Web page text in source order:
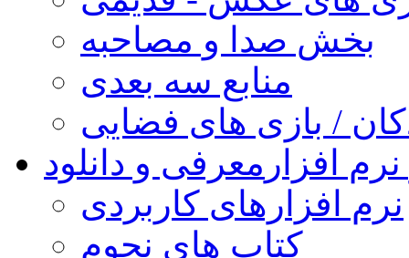
بخش صدا و مصاحبه
منابع سه بعدی
/ بازی های فضایی
افزار معرفی و دانلود
نرم افزارهای کاربردی
کتاب های نجوم